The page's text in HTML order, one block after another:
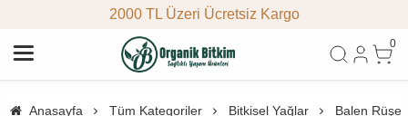
2000 TL Üzeri Ücretsiz Kargo
0
Anasayfa Tüm Kategoriler Bitkisel Yağlar Balen